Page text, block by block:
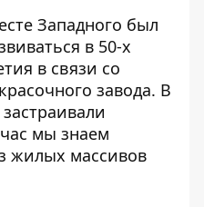
Западного был
в 50-х
в связи со
завода. В
мы знаем
жилых массивов